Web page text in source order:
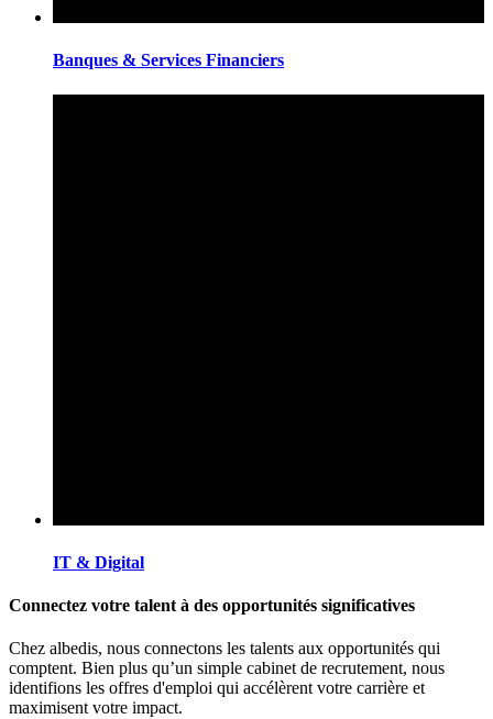
Banques & Services Financiers
IT & Digital
Connectez votre talent à des opportunités significatives
Chez albedis, nous connectons les talents aux opportunités qui
comptent. Bien plus qu’un simple cabinet de recrutement, nous
identifions les offres d'emploi qui accélèrent votre carrière et
maximisent votre impact.